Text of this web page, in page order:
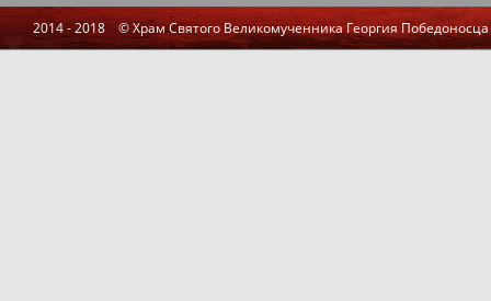
2014 - 2018 © Храм Святого Великомученника Георгия Победоносца